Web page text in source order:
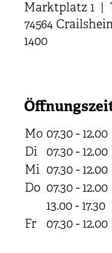
Marktplatz 1 |
74564
1400
Mo 07.30 - 12.00
Di
07.30 - 12.00
Mi 07.30 - 12.00
Do 07.30 - 12.00
13.00 - 17.30
Fr
07.30 - 12.00